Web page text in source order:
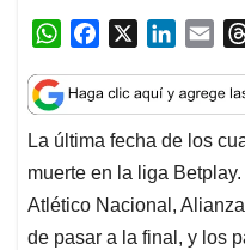
W
a
t
s
A
p
p
c
e
b
o
o
k
n
k
e
d
I
n
a
i
l
La última fecha de los
muerte en la liga
Atlético Nacional,
de pasar a la final, y los